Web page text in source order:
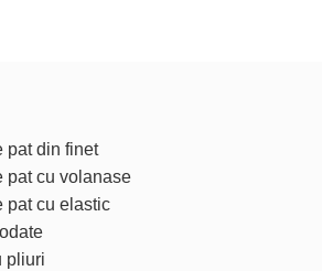
pat din finet
pat cu volanase
pat cu elastic
pliuri